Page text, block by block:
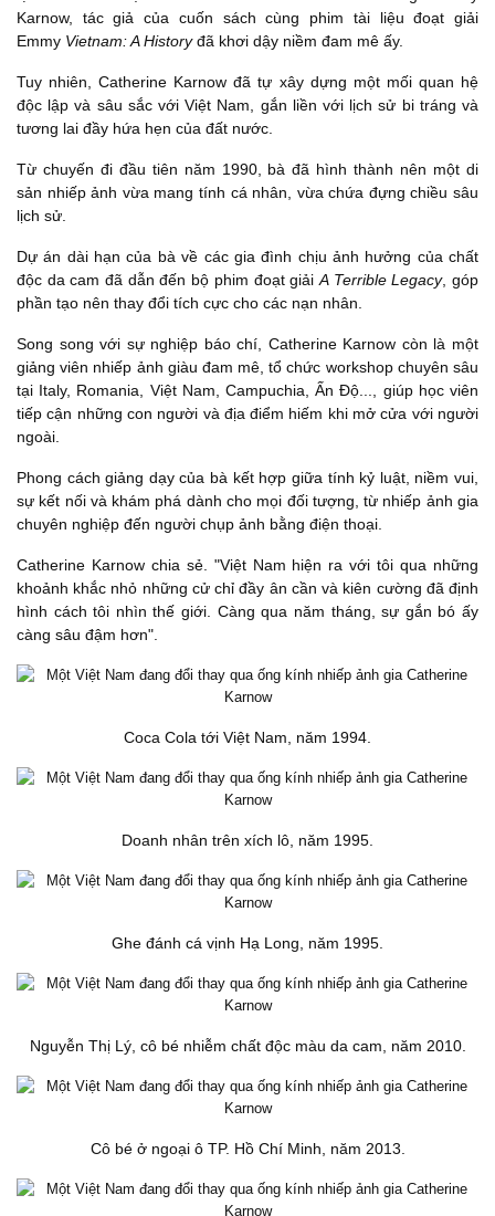
Karnow, tác giả của cuốn sách cùng phim tài liệu đoạt giải
Emmy Vietnam: A Historyđã khơi dậy niềm đam mê ấy.
Tuy nhiên, Catherine Karnow đã tự xây dựng một mối quan hệ
độc lập và sâu sắc với Việt Nam, gắn liền với lịch sử bi tráng và
tương lai đầy hứa hẹn của đất nước.
Từ chuyến đi đầu tiên năm 1990, bà đã hình thành nên một di
sản nhiếp ảnh vừa mang tính cá nhân, vừa chứa đựng chiều sâu
lịch sử.
Dự án dài hạn của bà về các gia đình chịu ảnh hưởng của chất
độc da cam đã dẫn đến bộ phim đoạt giải A Terrible Legacy, góp
phần tạo nên thay đổi tích cực cho các nạn nhân.
Song song với sự nghiệp báo chí, Catherine Karnow còn là một
giảng viên nhiếp ảnh giàu đam mê, tổ chức workshop chuyên sâu
tại Italy, Romania, Việt Nam, Campuchia, Ấn Độ..., giúp học viên
tiếp cận những con người và địa điểm hiếm khi mở cửa với người
ngoài.
Phong cách giảng dạy của bà kết hợp giữa tính kỷ luật, niềm vui,
sự kết nối và khám phá dành cho mọi đối tượng, từ nhiếp ảnh gia
chuyên nghiệp đến người chụp ảnh bằng điện thoại.
Catherine Karnow chia sẻ. "Việt Nam hiện ra với tôi qua những
khoảnh khắc nhỏ những cử chỉ đầy ân cần và kiên cường đã định
hình cách tôi nhìn thế giới. Càng qua năm tháng, sự gắn bó ấy
càng sâu đậm hơn".
Coca Cola tới Việt Nam, năm 1994.
Doanh nhân trên xích lô, năm 1995.
Ghe đánh cá vịnh Hạ Long, năm 1995.
Nguyễn Thị Lý, cô bé nhiễm chất độc màu da cam, năm 2010.
Cô bé ở ngoại ô TP. Hồ Chí Minh, năm 2013.